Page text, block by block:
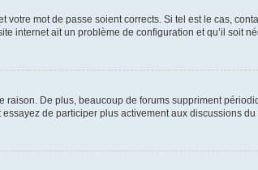
mot de passe soient corrects. Si tel est le cas,
internet ait un problème de configuration et qu’il soit
raison. De plus, beaucoup de forums suppriment
de participer plus activement aux discussions du